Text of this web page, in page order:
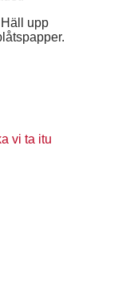
upp
vi ta itu